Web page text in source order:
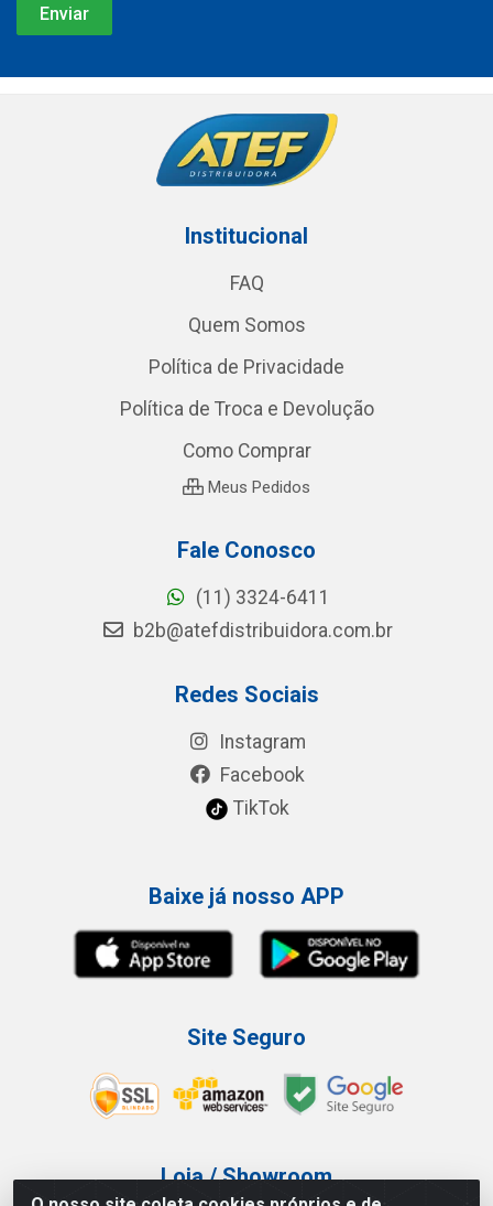
Institucional
FAQ
Quem Somos
Política de Privacidade
Política de Troca e Devolução
Como Comprar
Meus Pedidos
Fale Conosco
(11) 3324-6411
b2b@atefdistribuidora.com.br
Redes Sociais
Instagram
Facebook
TikTok
Baixe já nosso APP
Site Seguro
Loja / Showroom